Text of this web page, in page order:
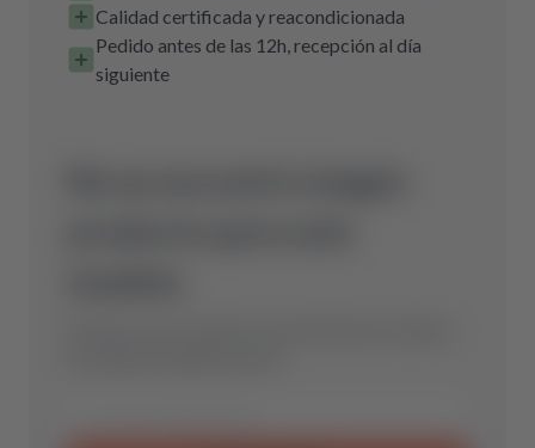
Calidad certificada y reacondicionada
Pedido antes de las 12h, recepción al día
siguiente